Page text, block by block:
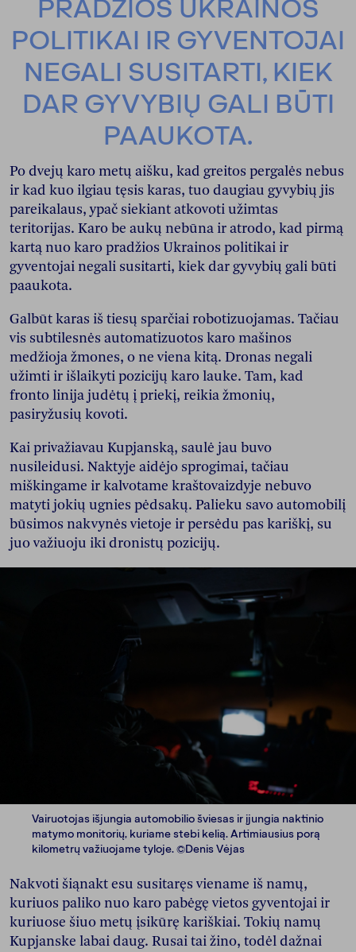
POLITIKAI IR GYVENTOJAI
NEGALI SUSITARTI, KIEK
DAR GYVYBIŲ GALI BŪTI
PAAUKOTA.
Po dvejų karo metų aišku, kad greitos pergalės nebus
ir kad kuo ilgiau tęsis karas, tuo daugiau gyvybių jis
pareikalaus, ypač siekiant atkovoti užimtas
teritorijas. Karo be aukų nebūna ir atrodo, kad pirmą
kartą nuo karo pradžios Ukrainos politikai ir
gyventojai negali susitarti, kiek dar gyvybių gali būti
paaukota.
Galbūt karas iš tiesų sparčiai robotizuojamas. Tačiau
vis subtilesnės automatizuotos karo mašinos
medžioja žmones, o ne viena kitą. Dronas negali
užimti ir išlaikyti pozicijų karo lauke. Tam, kad
fronto linija judėtų į priekį, reikia žmonių,
pasiryžusių kovoti.
Kai privažiavau Kupjanską, saulė jau buvo
nusileidusi. Naktyje aidėjo sprogimai, tačiau
miškingame ir kalvotame kraštovaizdyje nebuvo
matyti jokių ugnies pėdsakų. Palieku savo automobilį
būsimos nakvynės vietoje ir persėdu pas kariškį, su
juo važiuoju iki dronistų pozicijų.
Vairuotojas išjungia automobilio šviesas ir įjungia naktinio
matymo monitorių, kuriame stebi kelią. Artimiausius porą
kilometrų važiuojame tyloje. ©Denis Vėjas
Nakvoti šiąnakt esu susitaręs viename iš namų,
kuriuos paliko nuo karo pabėgę vietos gyventojai ir
kuriuose šiuo metų įsikūrę kariškiai. Tokių namų
Kupjanske labai daug. Rusai tai žino, todėl dažnai